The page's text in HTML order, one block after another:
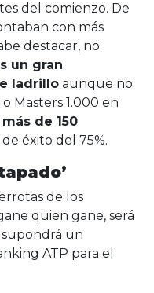
del comienzo. De
con más
destacar, no
un gran
ladrillo aunque no
Masters 1.000 en
más de 150
éxito del 75%.
de los
quien gane, será
supondrá un
ATP para el